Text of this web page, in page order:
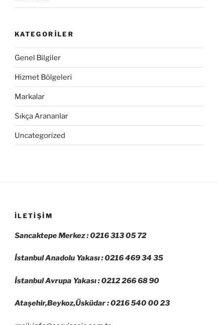
KATEGORILER
Genel Bilgiler
Hizmet Bölgeleri
Markalar
Sıkça Arananlar
Uncategorized
İLETIŞIM
Sancaktepe Merkez : 0216 313 05 72
İstanbul Anadolu Yakası : 0216 469 34 35
İstanbul Avrupa Yakası : 0212 266 68 90
Ataşehir,Beykoz,Üsküdar : 0216 540 00 23